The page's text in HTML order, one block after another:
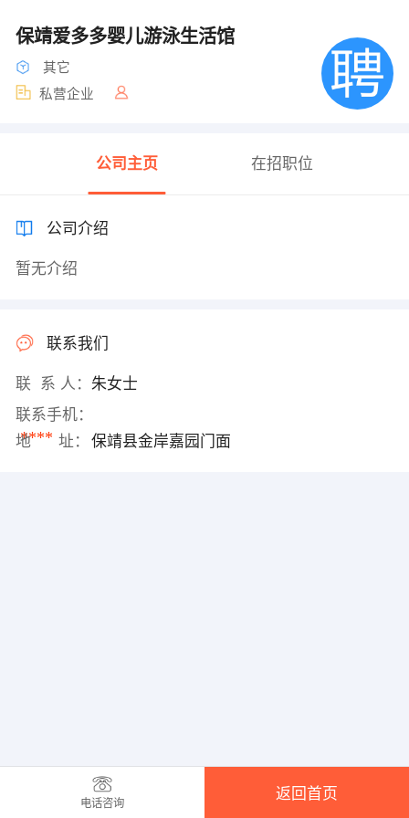
保靖爱多多婴儿游泳生活馆
其它
私营企业
公司主页 在招职位
公司介绍
暂无介绍
联系我们
联 系 人： 朱女士
联系手机：
****
地 址： 保靖县金岸嘉园门面
电话咨询
返回首页